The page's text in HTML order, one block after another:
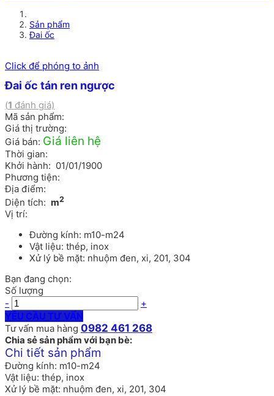
Sản phẩm
Đai ốc
Click để phóng to ảnh
Đai ốc tán ren ngược
(1 đánh giá)
Mã sản phẩm:
Giá thị trường:
Giá bán: Giá liên hệ
Thời gian:
Khởi hành: 01/01/1900
Phương tiện:
Địa điểm:
Diện tích: m2
Vị trí:
Đường kính: m10-m24
Vật liệu: thép, inox
Xử lý bề mặt: nhuộm đen, xi, 201, 304
Bạn đang chọn:
Số lượng
-
+
YÊU CẦU TƯ VẤN
Tư vấn mua hàng 0982 461 268
Chia sẻ sản phẩm với bạn bè:
Chi tiết sản phẩm
Đường kính: m10-m24
Vật liệu: thép, inox
Xử lý bề mặt: nhuộm đen, xi, 201, 304